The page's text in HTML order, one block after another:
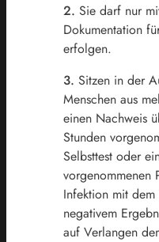
2. Sie darf nur
Dokumentation
erfolgen.
3. Sitzen in der
Menschen aus
einen Nachweis
Stunden
Selbsttest oder
vorgenommenen
Infektion mit dem
negativem
auf Verlangen